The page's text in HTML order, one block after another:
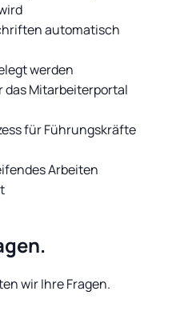
automatisch
werden
das Mitarbeiterportal
für Führungskräfte
Arbeiten
wir Ihre Fragen.